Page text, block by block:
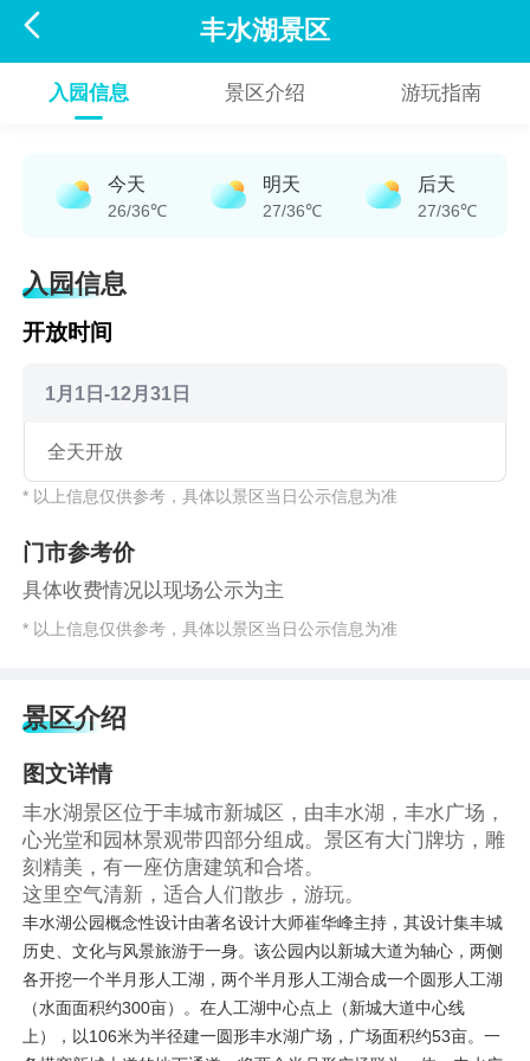
 丰水湖景区
入园信息 景区介绍 游玩指南
今天
26/36℃
明天
27/36℃
后天
27/36℃
入园信息
开放时间
1月1日-12月31日
全天开放
* 以上信息仅供参考，具体以景区当日公示信息为准
门市参考价
具体收费情况以现场公示为主
* 以上信息仅供参考，具体以景区当日公示信息为准
景区介绍
图文详情
丰水湖景区位于丰城市新城区，由丰水湖，丰水广场，
心光堂和园林景观带四部分组成。景区有大门牌坊，雕
刻精美，有一座仿唐建筑和合塔。
这里空气清新，适合人们散步，游玩。
丰水湖公园概念性设计由著名设计大师崔华峰主持，其设计集丰城
历史、文化与风景旅游于一身。该公园内以新城大道为轴心，两侧
各开挖一个半月形人工湖，两个半月形人工湖合成一个圆形人工湖
（水面面积约300亩）。在人工湖中心点上（新城大道中心线
上），以106米为半径建一圆形丰水湖广场，广场面积约53亩。一